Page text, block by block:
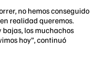
no hemos conseguido
realidad queremos.
bajas, los muchachos
hoy”, continuó